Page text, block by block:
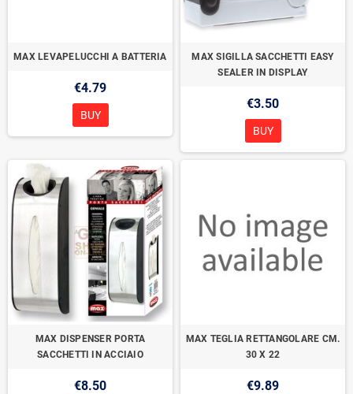
MAX LEVAPELUCCHI A BATTERIA
€4.79
BUY
MAX SIGILLA SACCHETTI EASY
SEALER IN DISPLAY
€3.50
BUY
MAX DISPENSER PORTA
SACCHETTI IN ACCIAIO
€8.50
MAX TEGLIA RETTANGOLARE CM.
30 X 22
€9.89